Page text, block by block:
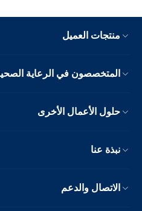
منتجات العميل
المتخصصون في الرعاية
حلول الأعمال الأخرى
نبذة عنا
الاتصال والدعم